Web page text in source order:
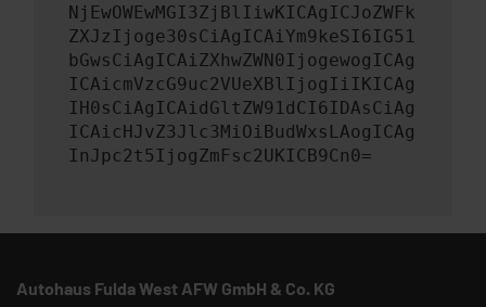
NjEwOWEwMGI3ZjBlIiwKICAgICJoZWFk
ZXJzIjoge30sCiAgICAiYm9keSI6IG51
bGwsCiAgICAiZXhwZWN0IjogewogICAg
ICAicmVzcG9uc2VUeXBlIjogIiIKICAg
IH0sCiAgICAidGltZW91dCI6IDAsCiAg
ICAicHJvZ3Jlc3MiOiBudWxsLAogICAg
InJpc2t5IjogZmFsc2UKICB9Cn0=
Autohaus Fulda West AFW GmbH & Co. KG